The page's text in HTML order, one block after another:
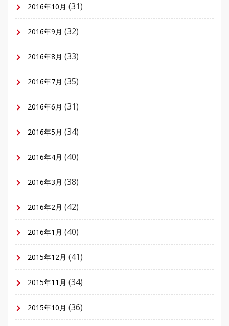
2016年10月 (31)
2016年9月 (32)
2016年8月 (33)
2016年7月 (35)
2016年6月 (31)
2016年5月 (34)
2016年4月 (40)
2016年3月 (38)
2016年2月 (42)
2016年1月 (40)
2015年12月 (41)
2015年11月 (34)
2015年10月 (36)